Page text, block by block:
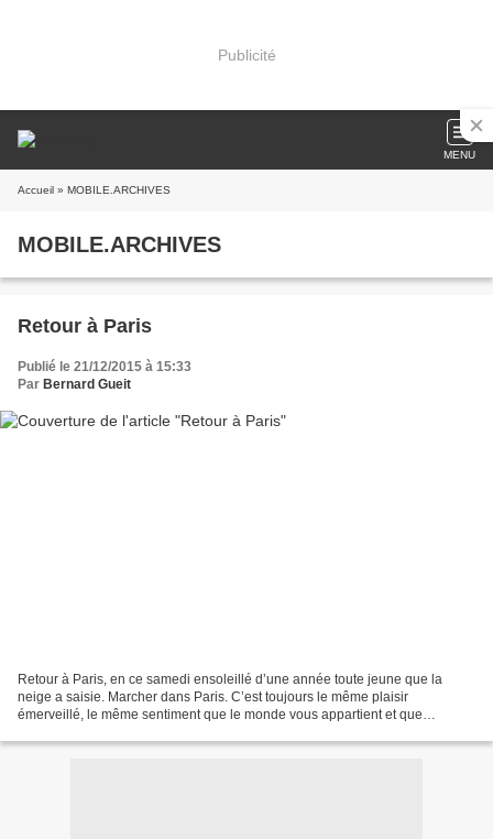
Publicité
MENU
Accueil » MOBILE.ARCHIVES
MOBILE.ARCHIVES
Retour à Paris
Publié le 21/12/2015 à 15:33
Par Bernard Gueit
Retour à Paris, en ce samedi ensoleillé d’une année toute jeune que la
neige a saisie. Marcher dans Paris. C’est toujours le même plaisir
émerveillé, le même sentiment que le monde vous appartient et que